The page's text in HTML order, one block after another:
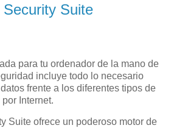
Suite
para tu ordenador de la mano de
incluye todo lo necesario
frente a los diferentes tipos de
Internet.
Suite ofrece un poderoso motor de